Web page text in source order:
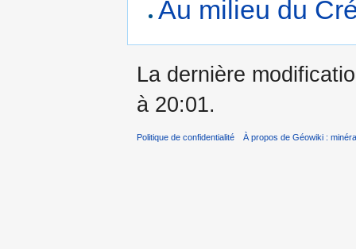
Au milieu du
La dernière
à 20:01.
Politique de confidentialité À propos de Géowiki :